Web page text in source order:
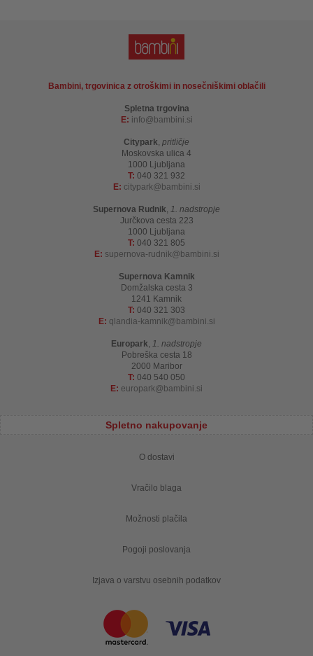
Bambini, trgovinica z otroškimi in nosečniškimi oblačili
Spletna trgovina
E: info bambini.si
Citypark, pritličje
Moskovska ulica 4
1000 Ljubljana
T: 040 321 932
E: citypark bambini.si
Supernova Rudnik, 1. nadstropje
Jurčkova cesta 223
1000 Ljubljana
T: 040 321 805
E: supernova-rudnik bambini.si
Supernova Kamnik
Domžalska cesta 3
1241 Kamnik
T: 040 321 303
E: qlandia-kamnik bambini.si
Europark, 1. nadstropje
Pobreška cesta 18
2000 Maribor
T: 040 540 050
E: europark bambini.si
Spletno nakupovanje
O dostavi
Vračilo blaga
Možnosti plačila
Pogoji poslovanja
Izjava o varstvu osebnih podatkov